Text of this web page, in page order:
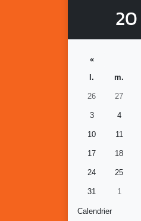
20
Calendrier
«
l.
m.
26 27
3 4
10 11
17 18
24 25
31 1